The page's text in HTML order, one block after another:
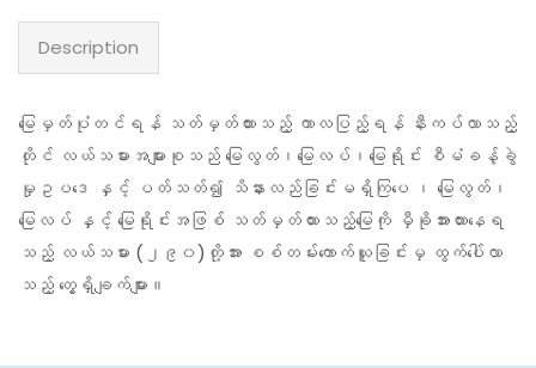
Description
မြေမှတ်ပုံတင်ရန် သတ်မှတ်ထားသည့် ကာလပြည့်ရန် နီးကပ်လာသည့်
တိုင် လယ်သမားအများစုသည် မြေလွတ်၊မြေလပ်၊မြေရိုင်း စီမံခန့်ခွဲ
မှုဥပဒေ နှင့် ပတ်သတ်၍ သိနားလည်ခြင်းမရှိကြပေ ၊ မြေလွတ်၊
မြေလပ် နှင့် မြေရိုင်းအဖြစ် သတ်မှတ်ထားသည့်မြေကို မှီခိုအားထားနေရ
သည့် လယ်သမား (၂၉၀)တို့အား စစ်တမ်းကောက်ယူခြင်းမှ ထွက်ပေါ်လာ
သည့် တွေ့ရှိချက်များ။